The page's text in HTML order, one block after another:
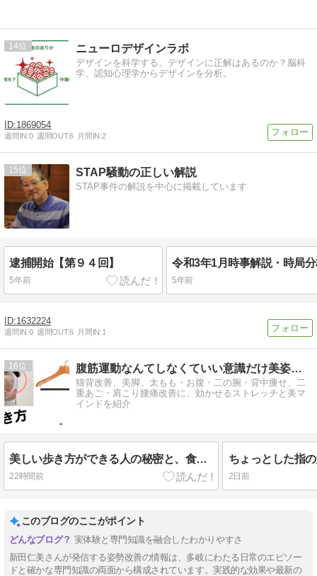
14 ニューロデザインラボ
デザインを科学する。デザインに正解はあるのか？脳科
学、認知心理学からデザインを分析。
1869054
週間IN:0 週間OUT:6 月間IN:2
15 STAP騒動の正しい解説
STAP事件の解説を中心に掲載しています
逮捕開始【第９４回】
5年前 5年前
1632224
週間IN:0 週間OUT:6 月間IN:1
16 腹筋運動なんてしなくていい意識だけ美姿勢ダイエット
猫背改善、美脚、太もも・お腹・二の腕・背中痩せ、二
重あご・肩こり腰痛改善に、効かせるストレッチと美マ
インドを紹介
美しい歩き方ができる人の秘密と、食事制限なしで痩せてびっくりした話
22時間前 2日前
このブログのここがポイント
実体験と専門知識を融合したわかりやすさ
新田仁美さんが発信する姿勢改善の情報は、多岐にわたる日常のエピソー
ドと確かな専門知識の両面から構成されています。実践的な効果や最新の